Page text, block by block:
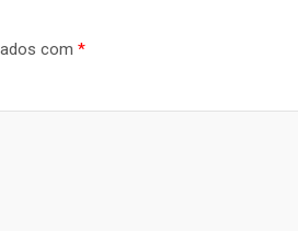
com *